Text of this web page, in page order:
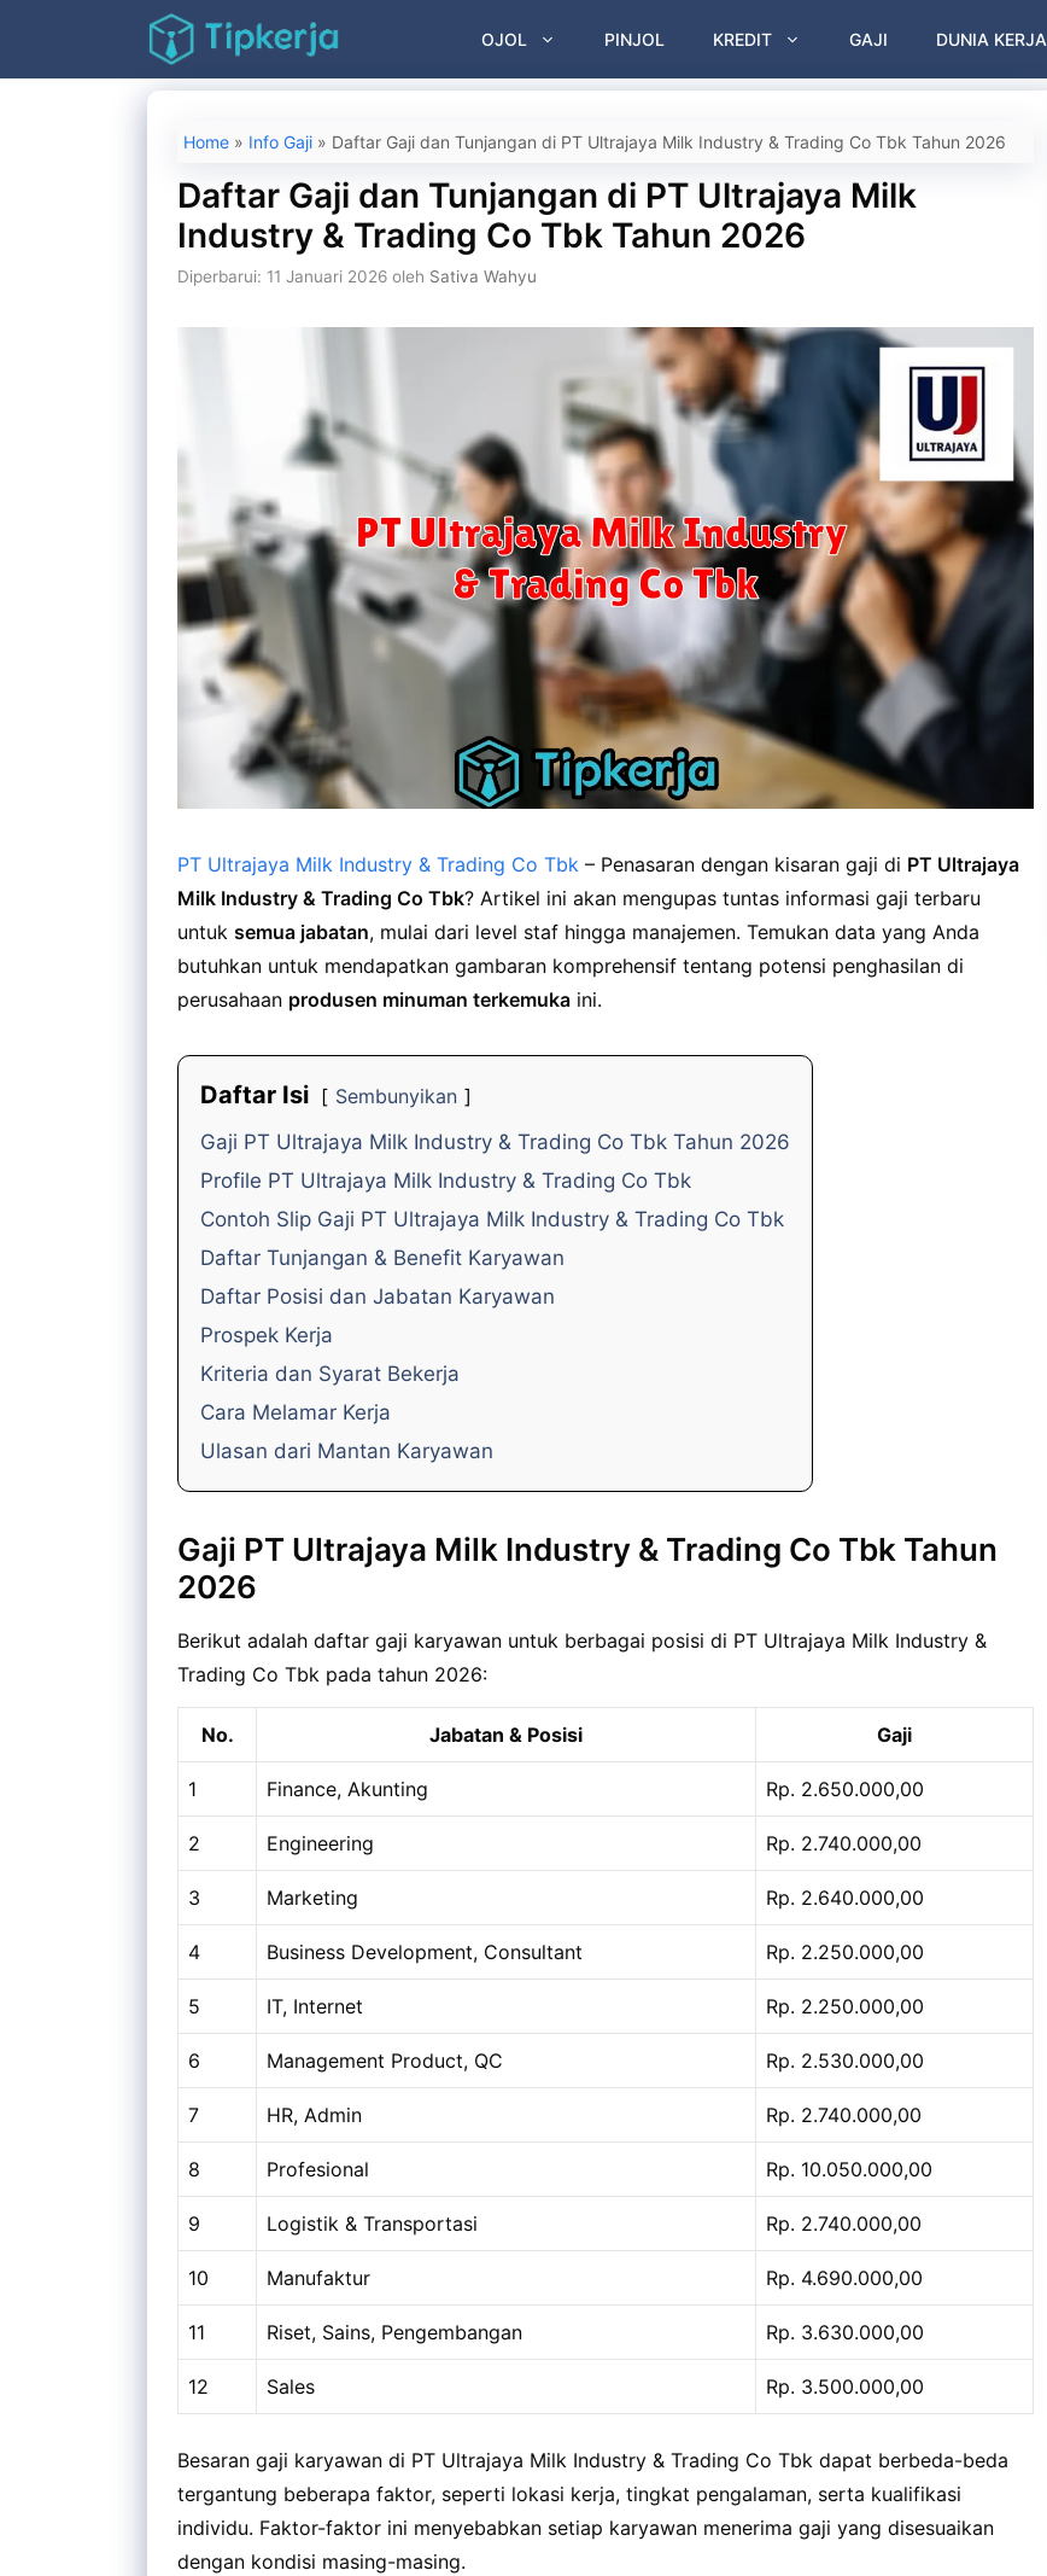
isi
OJOL PINJOL KREDIT GAJI DUNIA KERJA
Home » Info Gaji » Daftar Gaji dan Tunjangan di PT Ultrajaya Milk Industry & Trading Co Tbk Tahun 2026
Daftar Gaji dan Tunjangan di PT Ultrajaya Milk
Industry & Trading Co Tbk Tahun 2026
Diperbarui: 11 Januari 2026 oleh Sativa Wahyu
PT Ultrajaya Milk Industry & Trading Co Tbk – Penasaran dengan kisaran gaji di PT Ultrajaya
Milk Industry & Trading Co Tbk? Artikel ini akan mengupas tuntas informasi gaji terbaru
untuk semua jabatan, mulai dari level staf hingga manajemen. Temukan data yang Anda
butuhkan untuk mendapatkan gambaran komprehensif tentang potensi penghasilan di
perusahaan produsen minuman terkemuka ini.
Daftar Isi
Sembunyikan
Gaji PT Ultrajaya Milk Industry & Trading Co Tbk Tahun 2026
Profile PT Ultrajaya Milk Industry & Trading Co Tbk
Contoh Slip Gaji PT Ultrajaya Milk Industry & Trading Co Tbk
Daftar Tunjangan & Benefit Karyawan
Daftar Posisi dan Jabatan Karyawan
Prospek Kerja
Kriteria dan Syarat Bekerja
Cara Melamar Kerja
Ulasan dari Mantan Karyawan
Gaji PT Ultrajaya Milk Industry & Trading Co Tbk Tahun
2026
Berikut adalah daftar gaji karyawan untuk berbagai posisi di PT Ultrajaya Milk Industry &
Trading Co Tbk pada tahun 2026:
No. Jabatan & Posisi Gaji
1 Finance, Akunting Rp. 2.650.000,00
2 Engineering Rp. 2.740.000,00
3 Marketing Rp. 2.640.000,00
4 Business Development, Consultant Rp. 2.250.000,00
5 IT, Internet Rp. 2.250.000,00
6 Management Product, QC Rp. 2.530.000,00
7 HR, Admin Rp. 2.740.000,00
8 Profesional Rp. 10.050.000,00
9 Logistik & Transportasi Rp. 2.740.000,00
10 Manufaktur Rp. 4.690.000,00
11 Riset, Sains, Pengembangan Rp. 3.630.000,00
12 Sales Rp. 3.500.000,00
Besaran gaji karyawan di PT Ultrajaya Milk Industry & Trading Co Tbk dapat berbeda-beda
tergantung beberapa faktor, seperti lokasi kerja, tingkat pengalaman, serta kualifikasi
individu. Faktor-faktor ini menyebabkan setiap karyawan menerima gaji yang disesuaikan
dengan kondisi masing-masing.